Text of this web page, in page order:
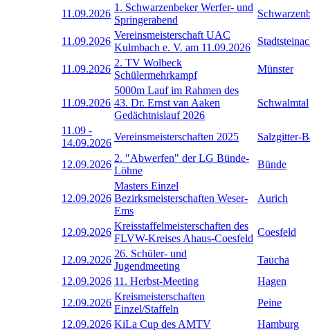
11.09.2026
1. Schwarzenbeker Werfer- und
Springerabend
11.09.2026
Vereinsmeisterschaft UAC
Kulmbach e. V. am 11.09.2026
11.09.2026
2. TV Wolbeck
Schülermehrkampf
Münster
11.09.2026
5000m Lauf im Rahmen des
43. Dr. Ernst van Aaken
Gedächtnislauf 2026
Schwalmtal
11.09 -
14.09.2026
Vereinsmeisterschaften 2025 Salzgitter-
12.09.2026
2. "Abwerfen" der LG Bünde-
Löhne
Bünde
12.09.2026
Masters Einzel
Bezirksmeisterschaften Weser-
Ems
Aurich
12.09.2026
Kreisstaffelmeisterschaften des
FLVW-Kreises Ahaus-Coesfeld
Coesfeld
12.09.2026
26. Schüler- und
Jugendmeeting
Taucha
12.09.2026 11. Herbst-Meeting
Hagen
12.09.2026
Kreismeisterschaften
Einzel/Staffeln
Peine
12.09.2026 KiLa Cup des AMTV
Hamburg